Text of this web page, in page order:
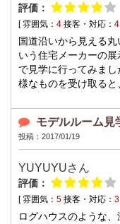
評価：
[ 雰囲気： 4 接客・対応： 4
国道沿いから見える
いう住宅メーカーの
で見学に行ってみま
様なものを受け取ると
モデルルーム見
投稿：2017/01/19
YUYUYUさん
評価：
[ 雰囲気： 5 接客・対応： 3
ログハウスのような